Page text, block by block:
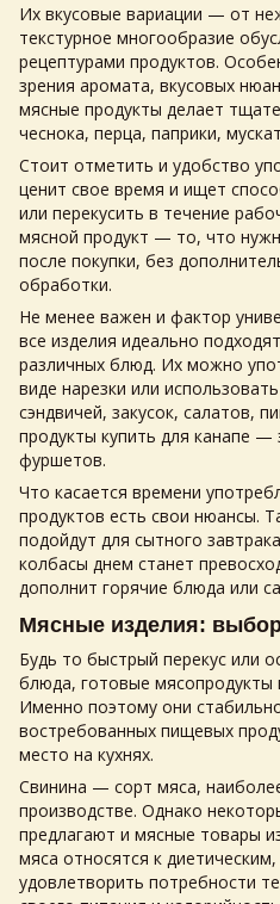
Их вкусовые вариации — от
текстурное многообразие
рецептурами продуктов.
зрения аромата, вкусовых
мясные продукты делает
чеснока, перца, паприки,
Стоит отметить и удобство
ценит свое время и ищет
или перекусить в течение
мясной продукт — то, что
после покупки, без
обработки.
Не менее важен и фактор
все изделия идеально
различных блюд. Их можно
виде нарезки или
сэндвичей, закусок, салатов,
продукты купить для канапе —
фуршетов.
Что касается времени
продуктов есть свои нюансы.
подойдут для сытного
колбасы днем станет
дополнит горячие блюда или
Мясные изделия:
Будь то быстрый перекус или
блюда, готовые мясопродукты
Именно поэтому они
востребованных пищевых
место на кухнях.
Свинина — сорт мяса,
производстве. Однако
предлагают и мясные товары
мяса относятся к
удовлетворить потребности